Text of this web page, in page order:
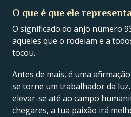
O que é que ele
O significado do anjo número
aqueles que o rodeiam e a
tocou.
Antes de mais, é uma
se torne um trabalhador da luz.
elevar-se até ao campo
chegares, a tua paixão irá